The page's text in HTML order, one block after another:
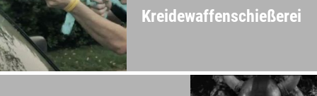
Kreidewaffenschießerei